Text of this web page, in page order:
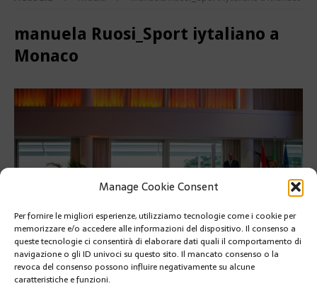
Manage Cookie Consent
Per fornire le migliori esperienze, utilizziamo tecnologie come i cookie per
memorizzare e/o accedere alle informazioni del dispositivo. Il consenso a
queste tecnologie ci consentirà di elaborare dati quali il comportamento di
navigazione o gli ID univoci su questo sito. Il mancato consenso o la
revoca del consenso possono influire negativamente su alcune
caratteristiche e funzioni.
manuela Ruosi_Sport iytaliano a
Monaco